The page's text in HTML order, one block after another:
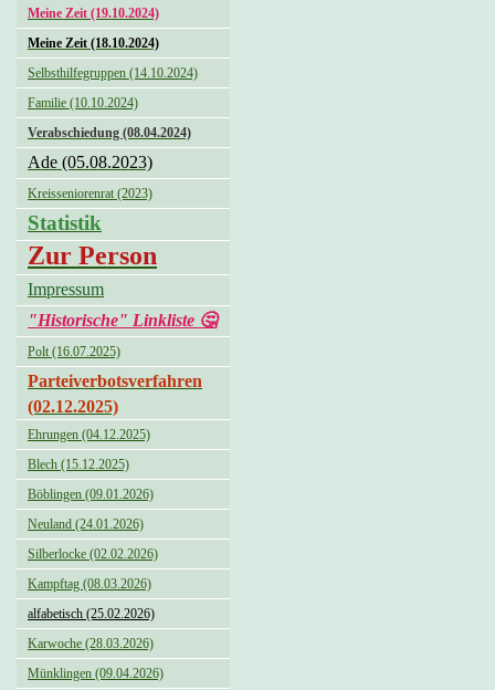
Meine Zeit (19.10.2024)
Meine Zeit (18.10.2024)
Selbsthilfegruppen (14.10.2024)
Familie (10.10.2024)
Verabschiedung (08.04.2024)
Ade (05.08.2023)
Kreisseniorenrat (2023)
Statistik
Zur Person
Impressum
"Historische" Linkliste 🤔
Polt (16.07.2025)
Parteiverbotsverfahren
(02.12.2025)
Ehrungen (04.12.2025)
Blech (15.12.2025)
Böblingen (09.01.2026)
Neuland (24.01.2026)
Silberlocke (02.02.2026)
Kampftag (08.03.2026)
alfabetisch (25.02.2026)
Karwoche (28.03.2026)
Münklingen (09.04.2026)